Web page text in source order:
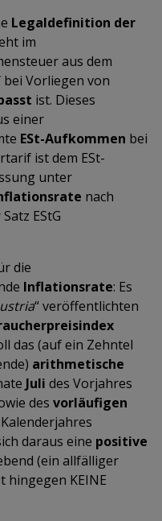
Legaldefinition der
im
aus dem
bei Vorliegen von
ist. Dieses
einer
ESt-Aufkommen bei
ist dem ESt-
unter
nach
EStG
die
Inflationsrate: Es
“ veröffentlichten
das (auf ein Zehntel
arithmetische
Juli des Vorjahres
des vorläufigen
daraus eine positive
(ein allfälliger
hingegen KEINE